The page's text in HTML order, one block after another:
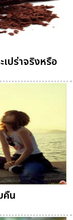
ปร่าจริงหรือ
คืน